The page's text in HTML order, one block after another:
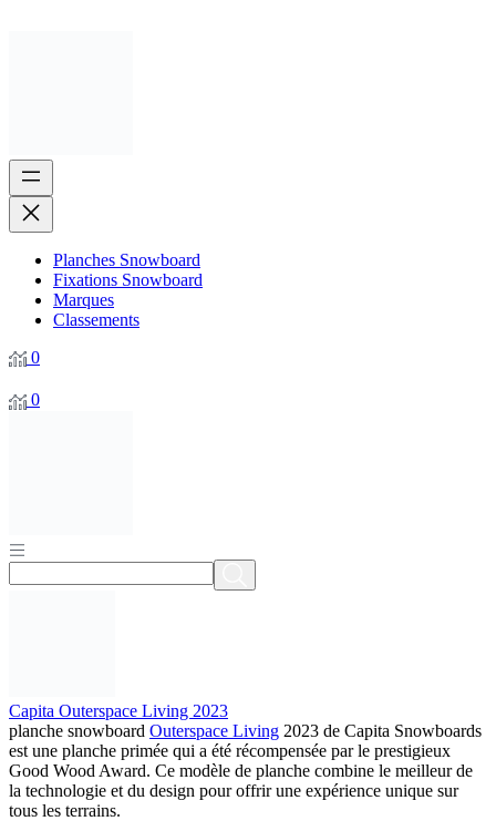
Planches Snowboard
Fixations Snowboard
Marques
Classements
0
0
Capita Outerspace Living 2023
planche snowboard Outerspace Living 2023 de Capita Snowboards
est une planche primée qui a été récompensée par le prestigieux
Good Wood Award. Ce modèle de planche combine le meilleur de
la technologie et du design pour offrir une expérience unique sur
tous les terrains.